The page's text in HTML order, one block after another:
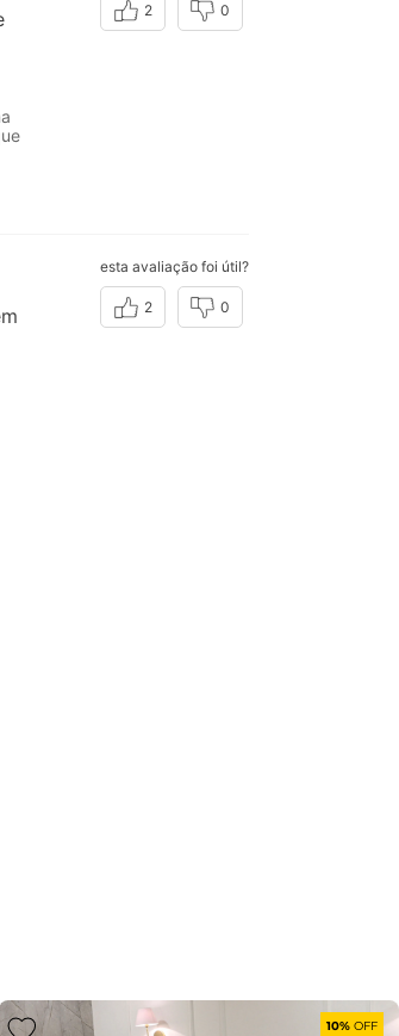
2 0
esta avaliação foi útil?
2 0
10% OFF